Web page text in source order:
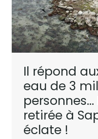
Il répond
eau de 3
personnes…
retirée à
éclate !